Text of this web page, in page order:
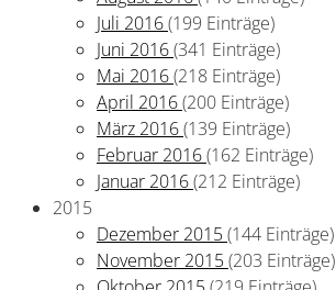
Juli 2016(199 Einträge)
Juni 2016(341 Einträge)
Mai 2016(218 Einträge)
April 2016(200 Einträge)
März 2016(139 Einträge)
Februar 2016(162 Einträge)
Januar 2016(212 Einträge)
2015
Dezember 2015(144 Einträge)
November 2015(203 Einträge)